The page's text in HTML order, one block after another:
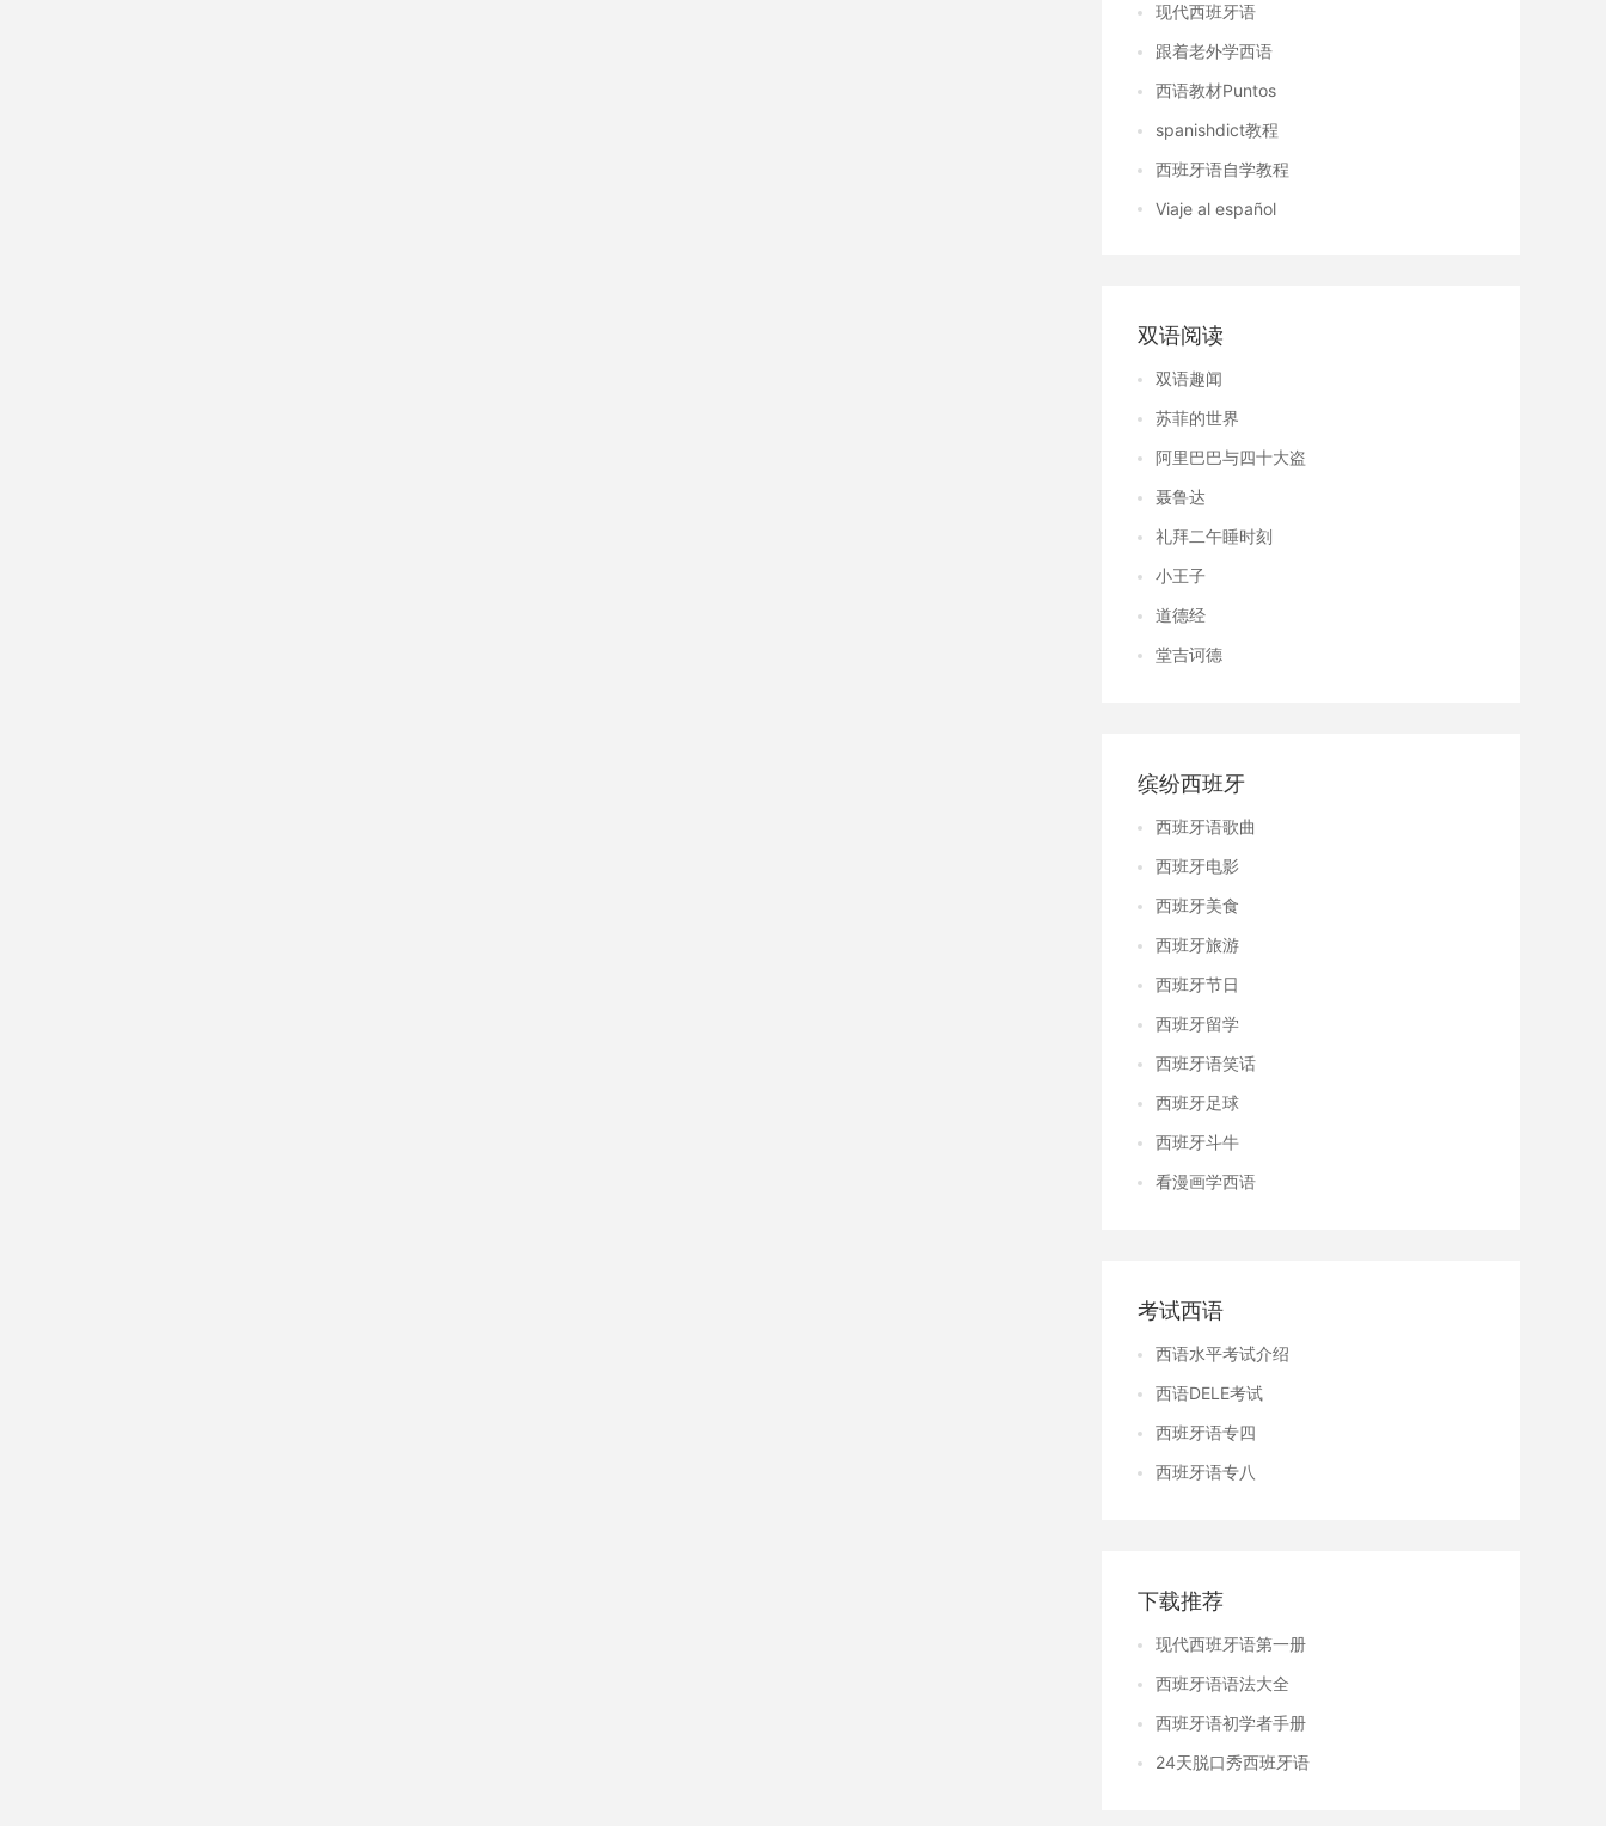
现代西班牙语
跟着老外学西语
西语教材Puntos
spanishdict教程
西班牙语自学教程
Viaje al español
双语阅读
双语趣闻
苏菲的世界
阿里巴巴与四十大盗
聂鲁达
礼拜二午睡时刻
小王子
道德经
堂吉诃德
缤纷西班牙
西班牙语歌曲
西班牙电影
西班牙美食
西班牙旅游
西班牙节日
西班牙留学
西班牙语笑话
西班牙足球
西班牙斗牛
看漫画学西语
考试西语
西语水平考试介绍
西语DELE考试
西班牙语专四
西班牙语专八
下载推荐
现代西班牙语第一册
西班牙语语法大全
西班牙语初学者手册
24天脱口秀西班牙语